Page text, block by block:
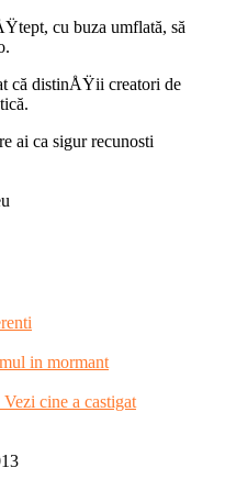
cu buza umflată, să
că distinÅŸii creatori de
ai ca sigur recunosti
in mormant
cine a castigat